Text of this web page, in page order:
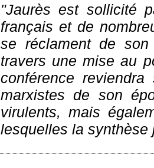
"Jaurès est sollicité
français et de
se réclament de
travers une mise au
conférence
marxistes de son
virulents, mais
lesquelles la synthèse